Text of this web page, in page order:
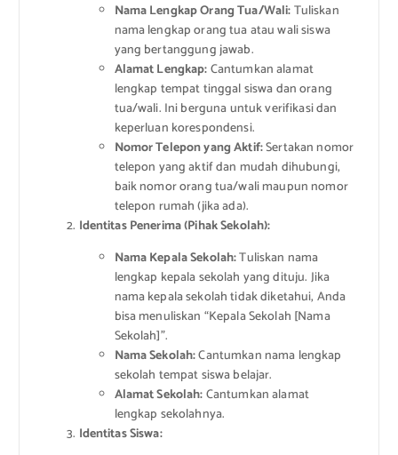
Nama Lengkap Orang Tua/Wali:Tuliskan
nama lengkap orang tua atau wali siswa
yang bertanggung jawab.
Alamat Lengkap:Cantumkan alamat
lengkap tempat tinggal siswa dan orang
tua/wali. Ini berguna untuk verifikasi dan
keperluan korespondensi.
Nomor Telepon yang Aktif:Sertakan nomor
telepon yang aktif dan mudah dihubungi,
baik nomor orang tua/wali maupun nomor
telepon rumah (jika ada).
Identitas Penerima (Pihak Sekolah):
Nama Kepala Sekolah:Tuliskan nama
lengkap kepala sekolah yang dituju. Jika
nama kepala sekolah tidak diketahui, Anda
bisa menuliskan “Kepala Sekolah [Nama
Sekolah]”.
Nama Sekolah:Cantumkan nama lengkap
sekolah tempat siswa belajar.
Alamat Sekolah:Cantumkan alamat
lengkap sekolahnya.
Identitas Siswa: